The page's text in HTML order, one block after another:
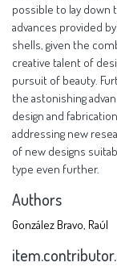
possible to lay
advances provided
shells, given the
creative talent of
pursuit of beauty.
the astonishing
design and
addressing new
of new designs
type even further.
Authors
González Bravo, Raúl